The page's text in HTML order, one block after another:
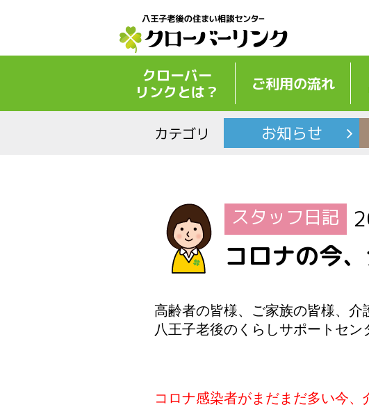
クローバー
リンクとは？
ご利用の流れ
カテゴリ お知らせ
スタッフ日記
コロナの今
高齢者の皆様、ご家族の皆様、
八王子老後のくらしサポートセン
コロナ感染者がまだまだ多い今